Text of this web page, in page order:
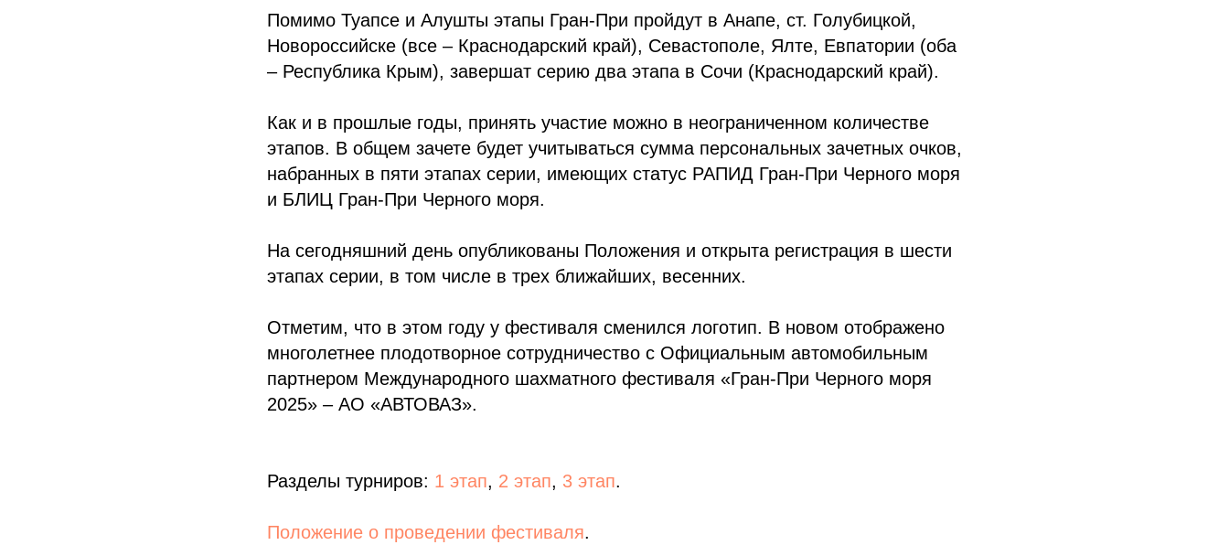
Помимо Туапсе и Алушты этапы Гран-При пройдут в Анапе, ст. Голубицкой,
Новороссийске (все – Краснодарский край), Севастополе, Ялте, Евпатории (оба
– Республика Крым), завершат серию два этапа в Сочи (Краснодарский край).
Как и в прошлые годы, принять участие можно в неограниченном количестве
этапов. В общем зачете будет учитываться сумма персональных зачетных очков,
набранных в пяти этапах серии, имеющих статус РАПИД Гран-При Черного моря
и БЛИЦ Гран-При Черного моря.
На сегодняшний день опубликованы Положения и открыта регистрация в шести
этапах серии, в том числе в трех ближайших, весенних.
Отметим, что в этом году у фестиваля сменился логотип. В новом отображено
многолетнее плодотворное сотрудничество с Официальным автомобильным
партнером Международного шахматного фестиваля «Гран-При Черного моря
2025» – АО «АВТОВАЗ».
Разделы турниров: 1 этап, 2 этап, 3 этап.
Положение о проведении фестиваля.